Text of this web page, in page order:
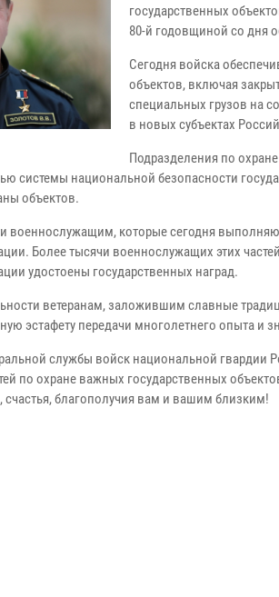
государственных
80-й годовщиной со дня
Сегодня войска
объектов, включая
специальных грузов на
в новых субъектах
Подразделения по
системы национальной безопасности
объектов.
военнослужащим, которые сегодня
Более тысячи военнослужащих этих
удостоены государственных наград.
ветеранам, заложившим славные
эстафету передачи многолетнего опыта и
службы войск национальной
по охране важных государственных
благополучия вам и вашим близким!